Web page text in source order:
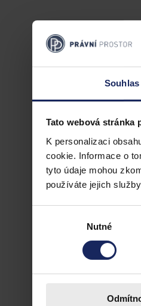
Souhlas
Tato webová stránka
K personalizaci
cookie. Informace o
tyto údaje mohou
používáte jejich
Nutné